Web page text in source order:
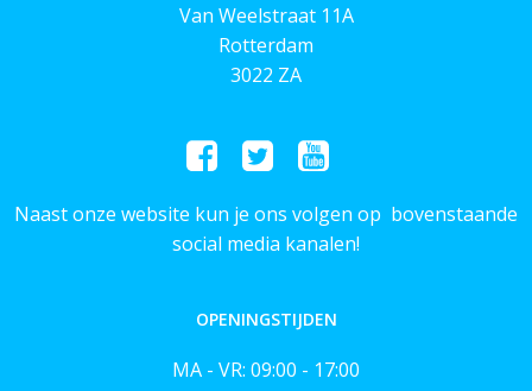
Van Weelstraat 11A
Rotterdam
3022 ZA
Naast onze website kun je ons volgen op bovenstaande
social media kanalen!
OPENINGSTIJDEN
MA - VR: 09:00 - 17:00